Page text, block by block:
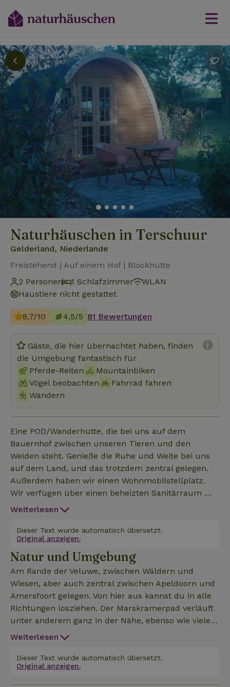
Naturhäuschen in Terschuur
Gelderland, Niederlande
Freistehend | Auf einem Hof | Blockhütte
2 Personen
1 Schlafzimmer
WLAN
Haustiere nicht gestattet
8,7/10 4,5/5 81 Bewertungen
Gäste, die hier übernachtet haben, finden
die Umgebung fantastisch für
Pferde-Reiten
Mountainbiken
Vögel beobachten
Fahrrad fahren
Wandern
Eine POD/Wanderhütte, die bei uns auf dem
Bauernhof zwischen unseren Tieren und den
Weiden steht. Genieße die Ruhe und Weite bei uns
auf dem Land, und das trotzdem zentral gelegen.
Außerdem haben wir einen Wohnmobilstellplatz.
Wir verfügen über einen beheizten Sanitärraum mit
Dusche, Toiletten und einem Spülbereich. Dort
bereit. Haustiere sind nicht erlaubt. Eine
Grundausstattung ist in der Hütte vorhanden: Töpfe,
Geschirr, Besteck usw. Eine Kaffeemaschine und ein
Wasserkocher. Bettwäsche musst du selbst
mitbringen oder kannst sie mieten. Siehe Preise. Es
gibt zwei separate Matratzen und zwei separate
Decken. Auch Kopfkissen sind vorhanden.
Weiterlesen
Dieser Text wurde automatisch übersetzt.
Original anzeigen.
Natur und Umgebung
Am Rande der Veluwe, zwischen Wäldern und
Wiesen, aber auch zentral zwischen Apeldoorn und
Amersfoort gelegen. Von hier aus kannst du in alle
Richtungen losziehen. Der Marskramerpad verläuft
unter anderem ganz in der Nähe, ebenso wie viele
Radwege mit Knotenpunkten und Klompenpaden.
Weiterlesen
Dieser Text wurde automatisch übersetzt.
Original anzeigen.